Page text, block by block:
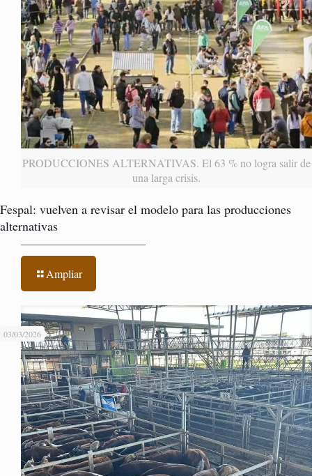
PRODUCCIONES ALTERNATIVAS. El 63 % no logra salir de
una larga crisis.
Fespal: vuelven a revisar el modelo para las producciones
alternativas
Ampliar
03/03/2026